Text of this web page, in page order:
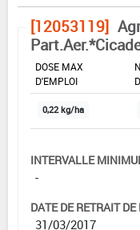
[12053119]
DOSE MAX
D'EMPLOI
0,22 kg/ha
INTERVALLE
-
DATE DE RETRAIT DE
31/03/2017